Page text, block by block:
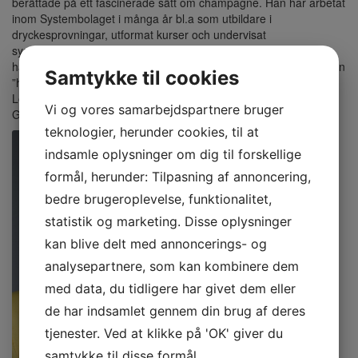
inom Systembolaget i många år bl.a som utbildare i
dryckesprovningar, utformat kurser och undervisat
systembolagspersonalen i mat- och dryckeskombinationer. Han
har vidare samarbetat med mästerkockar och erhållit utmärkelsen
”higher Certificate Examination”, Wine & Spirit Education i
London. Undervisar numera även på Institutionen för
Geovetenskap vid Göteborgs universitet.
Samtykke til cookies
Vi og vores samarbejdspartnere bruger
teknologier, herunder cookies, til at
indsamle oplysninger om dig til forskellige
formål, herunder: Tilpasning af annoncering,
bedre brugeroplevelse, funktionalitet,
statistik og marketing. Disse oplysninger
kan blive delt med annoncerings- og
analysepartnere, som kan kombinere dem
med data, du tidligere har givet dem eller
de har indsamlet gennem din brug af deres
tjenester. Ved at klikke på 'OK' giver du